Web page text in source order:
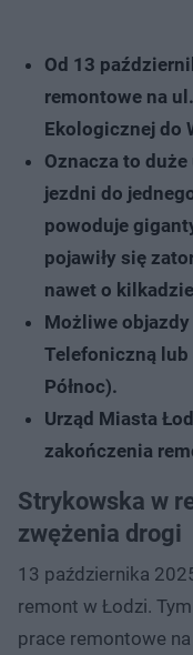
Od 13
remontowe na
Ekologicznej do
Oznacza to
jezdni do
powoduje
pojawiły się
nawet o
Możliwe
Telefoniczną lub
Północ).
Urząd Miasta
zakończenia
Strykowska w
zwężenia drogi
13 października
remont w Łodzi.
prace remontowe